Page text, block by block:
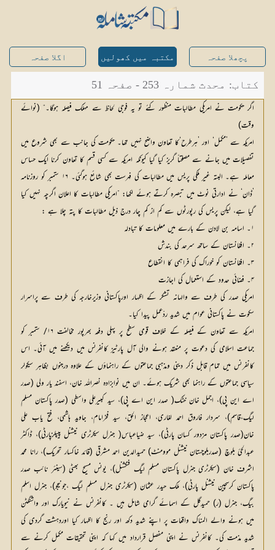
پچھلا صفحہ مکتبہ میں کھولیں اگلا صفحہ
کتاب: محدث شمارہ 253 - صفحہ 51
اگر حکومت نے امریکی مطالبات منظور کئے تو یہ فوجی لحاظ سے مہلک فیصلہ ہوگا۔“ (نوائے
وقت)
امریکہ سے ’مکمل‘ اور ’ہرطرح‘کا تعاون واضح نہیں تھا۔ حکومت کی جانب سے بھی شروع میں
تفصیلات میں جانے سے مصلحتاً گریز کیا گیا کیونکہ امریکہ سے کسی قسم کا تعاون کرنا ایک حساس
معاملہ ہے۔ البتہ غیر ملکی پریس میں مطالبات کی فہرست بھی شائع ہوگئی۔ ۱۶ ستمبر کو روزنامہ
’ڈان‘ نے ادارتی نوٹ میں تبصرہ کرتے ہوئے لکھا: ”امریکی مطالبات کا اعلان اگرچہ نہیں کیا
گیا ہے، لیکن پریس کی رپورٹوں سے کم از کم چار درج ذیل مطالبات کا پتہ چلا ہے :
۱۔ اسامہ بن لادن کے بارے میں معلومات کا تبادلہ
۲۔ افغانستان کے ساتھ سرحد کی بندش
۳۔ افغانستان کو خوراک کی فراہمی کا انقطاع
۴۔ فضائی حدود کے استعمال کی اجازت
امریکی صدر کی طرف سے والہانہ تشکر کے اظہار اورپاکستانی وزیرخارجہ کی طرف سے پراسرار
سکوت نے پاکستانی عوام میں شدید ردّعمل پیدا کیا۔
امریکہ سے تعاون کے فیصلہ کے خلاف قومی سطح پر پہلی دفعہ بھرپور مخالفت ۱۶/ ستمبر کو
جماعت اسلامی کی دعوت پر منعقد ہونے والی آل پارٹیز کانفرنس میں دیکھنے میں آئی۔ اس
کانفرنس میں تمام قابل ذکر دینی ومذہبی جماعتوں کے راہنماؤں کے علاوہ درجنوں بظاہر سیکولر
سیاسی جماعتوں کے راہنما بھی شریک ہوئے۔ ان میں نوابزادہ نصراللہ خان، اسفند یار ولی (صدر
اے این پی)، اجمل خان خٹک( صدر این اے پی)، سید کبیرعلی واسطی (صدر پاکستان مسلم
لیگ،قاسم)، سردار فاروق احمد لغاری، اعجاز الحق، سید فخرامام، جاوید ہاشمی، فتح یاب علی
خان(صدر پاکستان مزدور کسان پارٹی)، سید ضیاعباس( جنرل سیکرٹری نیشنل پیپلزپارٹی)، ڈاکٹر
عبدالحئ بلوچ (صدربلوچستان نیشنل موومنٹ) حمیدالدین احمد مشرقی (قائد خاکسار تحریک)، رانا محمد
اشرف خان (سیکرٹری جنرل پاکستان مسلم لیگ فنکشنل)، یونس مسیح بھٹی (سینئر نائب صدر
پاکستان کرسچین نیشنل پارٹی)، ملک حیدر عثمان (سیکرٹری جنرل مسلم لیگ ،جونیجو)، جنرل اسلم
بیگ، جنرل (ر) حمیدگل کے اسمائے گرامی شامل ہیں ۔ کانفرنس نے نیویارک اور واشنگٹن
میں ہونے والے المناک واقعات پر اپنے شدید دکھ اور رنج کا اظہار کیا اوردہشت گردی کی
شدید مذمت کی۔ کانفرنس نے اپنی مفصل قرارداد میں کہا کہ اپنی تحقیقات مکمل کرنے سے